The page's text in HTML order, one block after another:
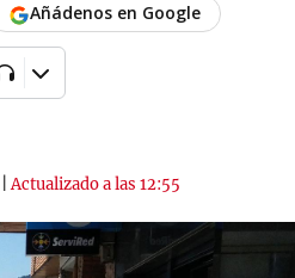
|Actualizado a las 12:55
Añádenos en Google